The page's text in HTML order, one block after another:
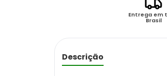
Entrega em
Brasil
Descrição